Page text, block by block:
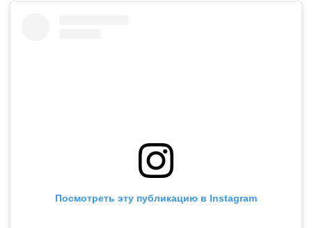
Посмотреть эту публикацию в Instagram